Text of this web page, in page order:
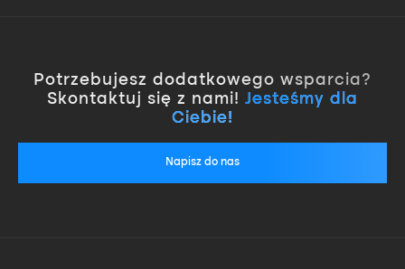
Potrzebujesz dodatkowego wsparcia?
Skontaktuj się z nami! Jesteśmy dla
Ciebie!
Napisz do nas